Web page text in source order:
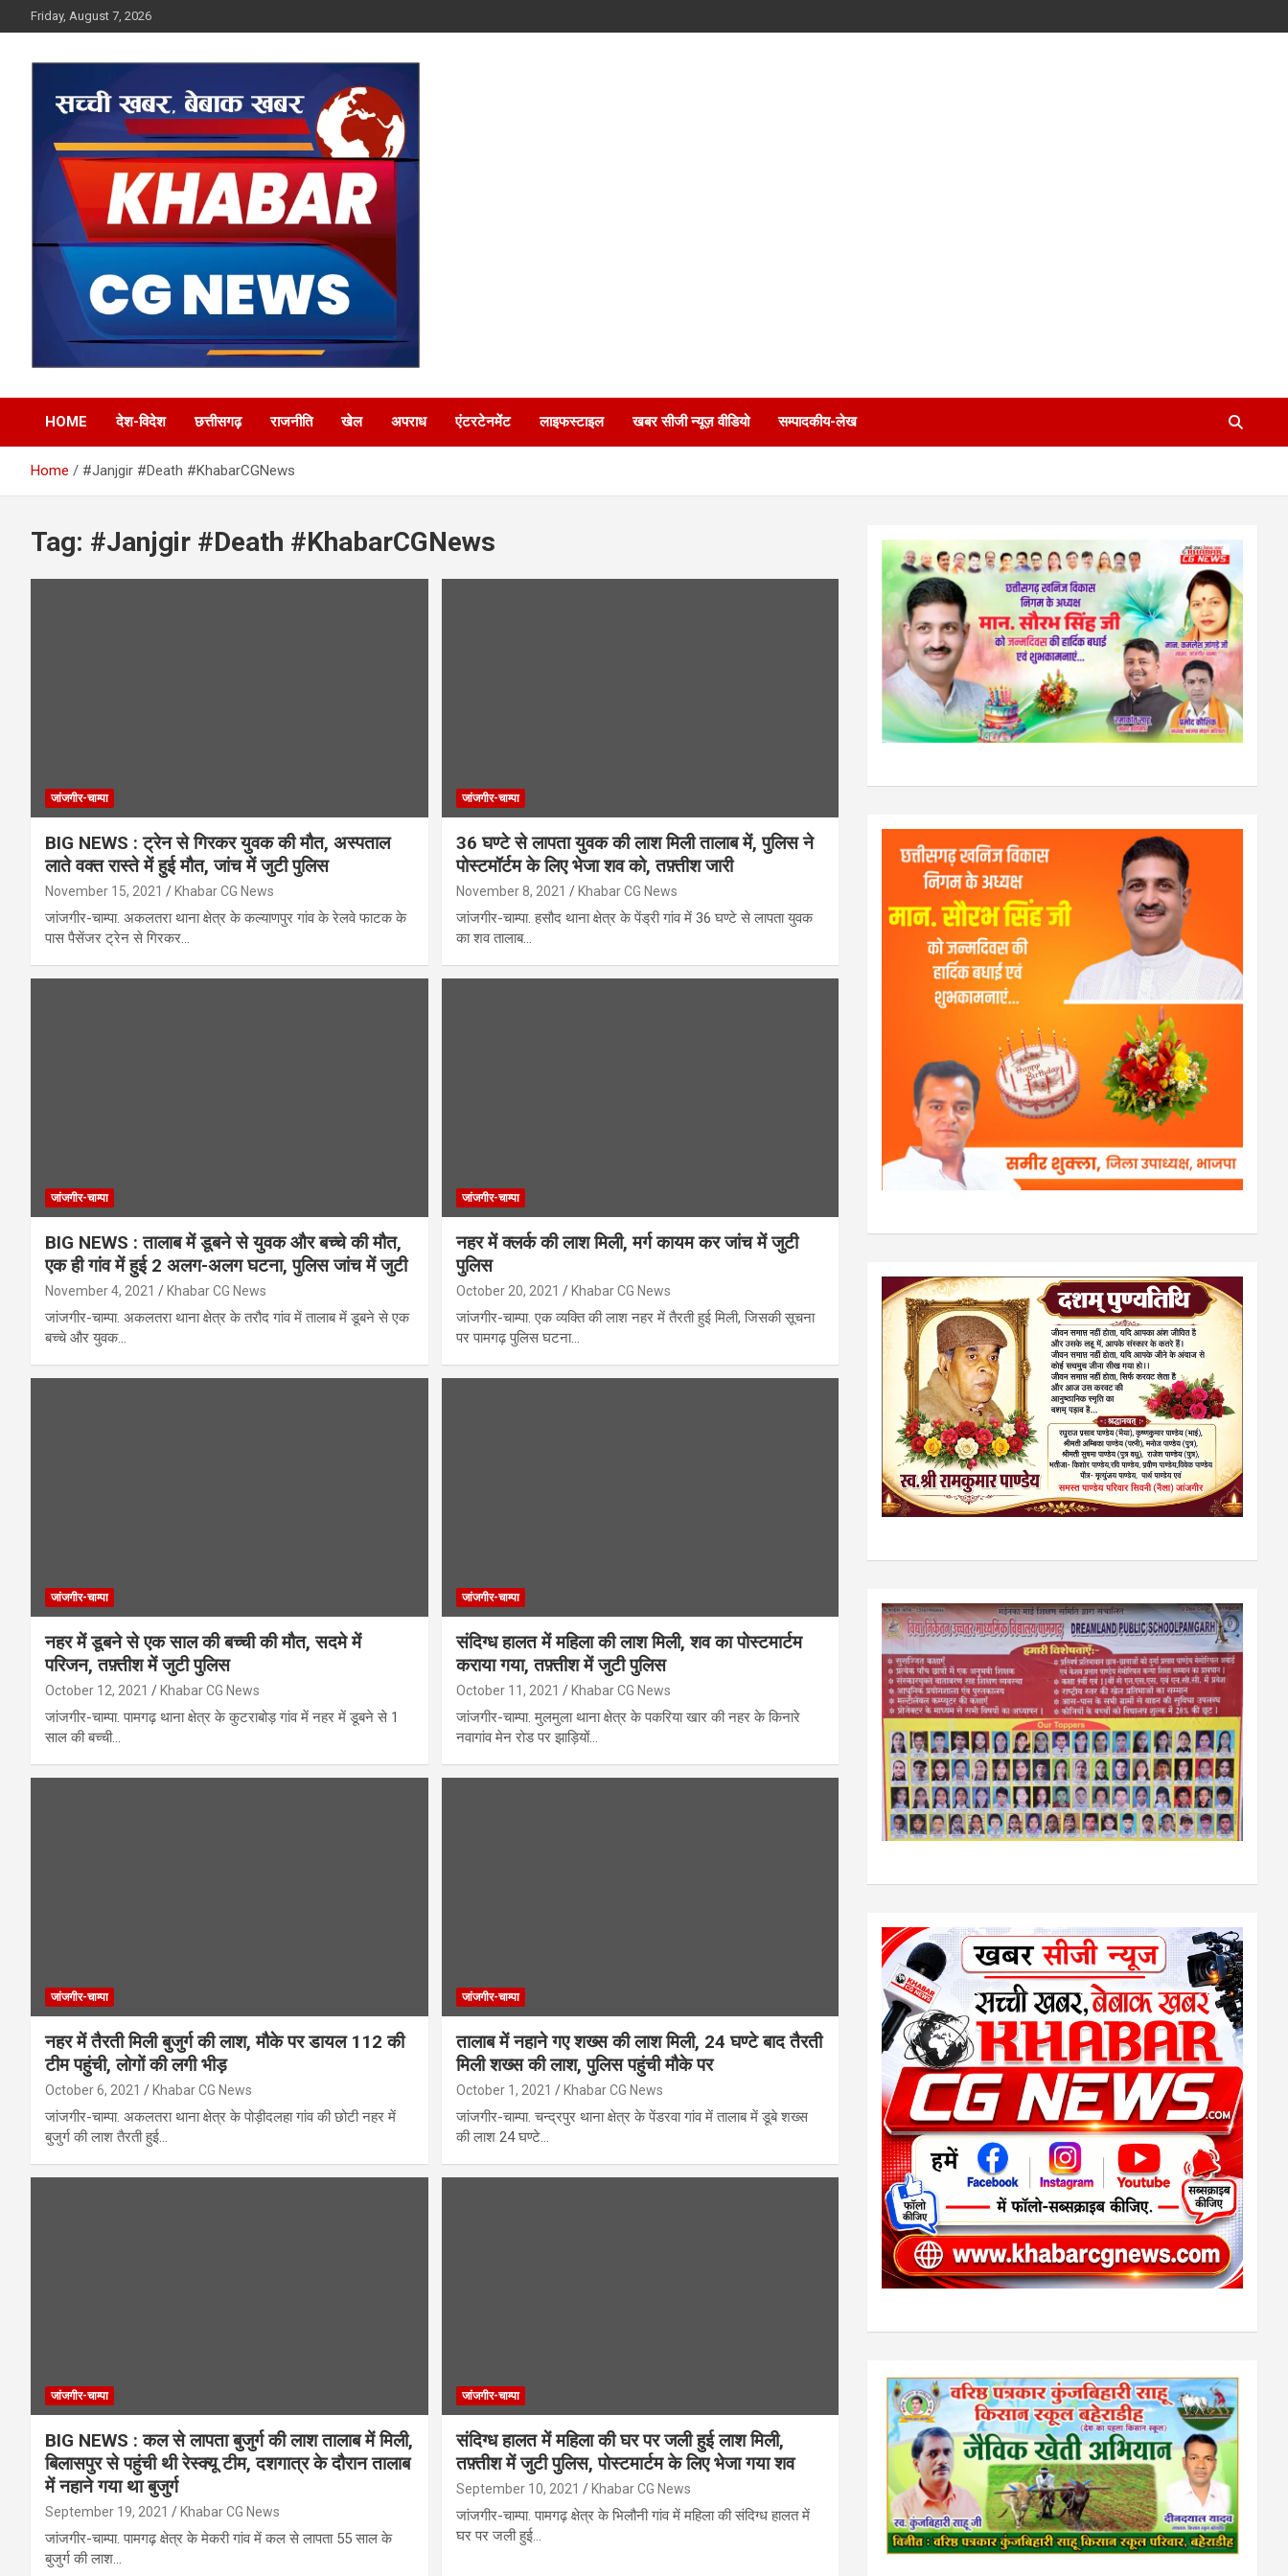
to
Friday, August 7, 2026
Khabar CG News
HOME देश-विदेश छत्तीसगढ़ राजनीति खेल अपराध एंटरटेनमेंट लाइफस्टाइल खबर सीजी न्यूज़ वीडियो सम्पादकीय-लेख
Home #Janjgir #Death #KhabarCGNews
Tag: #Janjgir #Death #KhabarCGNews
जांजगीर-चाम्पा
BIG NEWS : ट्रेन से गिरकर युवक की मौत, अस्पताल
लाते वक्त रास्ते में हुई मौत, जांच में जुटी पुलिस
November 15, 2021 Khabar CG News
जांजगीर-चाम्पा. अकलतरा थाना क्षेत्र के कल्याणपुर गांव के रेलवे फाटक के
पास पैसेंजर ट्रेन से गिरकर…
जांजगीर-चाम्पा
36 घण्टे से लापता युवक की लाश मिली तालाब में, पुलिस ने
पोस्टमॉर्टम के लिए भेजा शव को, तफ़्तीश जारी
November 8, 2021 Khabar CG News
जांजगीर-चाम्पा. हसौद थाना क्षेत्र के पेंड्री गांव में 36 घण्टे से लापता युवक
का शव तालाब…
जांजगीर-चाम्पा
BIG NEWS : तालाब में डूबने से युवक और बच्चे की मौत,
एक ही गांव में हुई 2 अलग-अलग घटना, पुलिस जांच में जुटी
November 4, 2021 Khabar CG News
जांजगीर-चाम्पा. अकलतरा थाना क्षेत्र के तरौद गांव में तालाब में डूबने से एक
बच्चे और युवक…
जांजगीर-चाम्पा
नहर में क्लर्क की लाश मिली, मर्ग कायम कर जांच में जुटी
पुलिस
October 20, 2021 Khabar CG News
जांजगीर-चाम्पा. एक व्यक्ति की लाश नहर में तैरती हुई मिली, जिसकी सूचना
पर पामगढ़ पुलिस घटना…
जांजगीर-चाम्पा
नहर में डूबने से एक साल की बच्ची की मौत, सदमे में
परिजन, तफ़्तीश में जुटी पुलिस
October 12, 2021 Khabar CG News
जांजगीर-चाम्पा. पामगढ़ थाना क्षेत्र के कुटराबोड़ गांव में नहर में डूबने से 1
साल की बच्ची…
जांजगीर-चाम्पा
संदिग्ध हालत में महिला की लाश मिली, शव का पोस्टमार्टम
कराया गया, तफ़्तीश में जुटी पुलिस
October 11, 2021 Khabar CG News
जांजगीर-चाम्पा. मुलमुला थाना क्षेत्र के पकरिया खार की नहर के किनारे
नवागांव मेन रोड पर झाड़ियों…
जांजगीर-चाम्पा
नहर में तैरती मिली बुजुर्ग की लाश, मौके पर डायल 112 की
टीम पहुंची, लोगों की लगी भीड़
October 6, 2021 Khabar CG News
जांजगीर-चाम्पा. अकलतरा थाना क्षेत्र के पोड़ीदलहा गांव की छोटी नहर में
बुजुर्ग की लाश तैरती हुई…
जांजगीर-चाम्पा
तालाब में नहाने गए शख्स की लाश मिली, 24 घण्टे बाद तैरती
मिली शख्स की लाश, पुलिस पहुंची मौके पर
October 1, 2021 Khabar CG News
जांजगीर-चाम्पा. चन्द्रपुर थाना क्षेत्र के पेंडरवा गांव में तालाब में डूबे शख्स
की लाश 24 घण्टे…
जांजगीर-चाम्पा
BIG NEWS : कल से लापता बुजुर्ग की लाश तालाब में मिली,
बिलासपुर से पहुंची थी रेस्क्यू टीम, दशगात्र के दौरान तालाब
में नहाने गया था बुजुर्ग
September 19, 2021 Khabar CG News
जांजगीर-चाम्पा. पामगढ़ क्षेत्र के मेकरी गांव में कल से लापता 55 साल के
बुजुर्ग की लाश…
जांजगीर-चाम्पा
संदिग्ध हालत में महिला की घर पर जली हुई लाश मिली,
तफ़्तीश में जुटी पुलिस, पोस्टमार्टम के लिए भेजा गया शव
September 10, 2021 Khabar CG News
जांजगीर-चाम्पा. पामगढ़ क्षेत्र के भिलौनी गांव में महिला की संदिग्ध हालत में
घर पर जली हुई…